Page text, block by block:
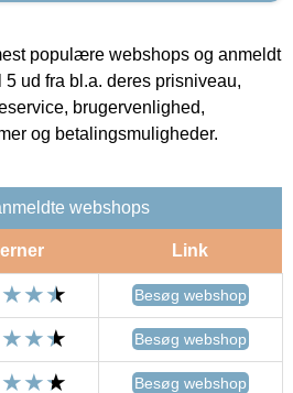
populære webshops og anmeldt
ud fra bl.a. deres prisniveau,
brugervenlighed,
og betalingsmuligheder.
webshops
Link
Besøg webshop
Besøg webshop
Besøg webshop